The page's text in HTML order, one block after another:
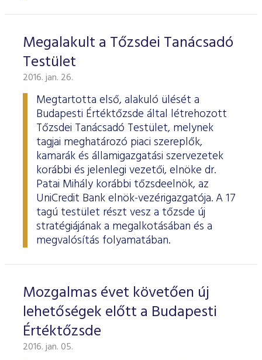
Megalakult a Tőzsdei Tanácsadó
Testület
2016. jan. 26.
Megtartotta első, alakuló ülését a
Budapesti Értéktőzsde által létrehozott
Tőzsdei Tanácsadó Testület, melynek
tagjai meghatározó piaci szereplők,
kamarák és államigazgatási szervezetek
korábbi és jelenlegi vezetői, elnöke dr.
Patai Mihály korábbi tőzsdeelnök, az
UniCredit Bank elnök-vezérigazgatója. A 17
tagú testület részt vesz a tőzsde új
stratégiájának a megalkotásában és a
megvalósítás folyamatában.
Mozgalmas évet követően új
lehetőségek előtt a Budapesti
Értéktőzsde
2016. jan. 05.